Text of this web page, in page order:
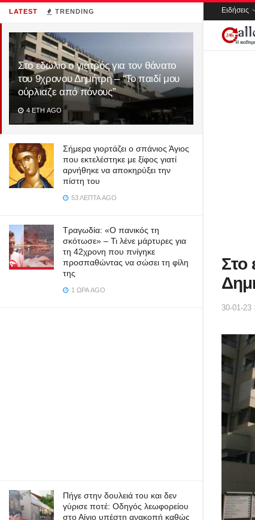
LATEST TRENDING
Στο εδώλιο ο γιατρός για τον θάνατο
του 9χρονου Δημήτρη – “Το παιδί μου
ούρλιαζε από πόνους”
4 ΈΤΗ AGO
Σήμερα γιορτάζει ο σπάνιος Άγιος
που εκτελέστηκε με ξίφος γιατί
αρνήθηκε να αποκηρύξει την
πίστη του
53 ΛΕΠΤΆ AGO
Τραγωδία: «Ο πανικός τη
σκότωσε» – Τι λένε μάρτυρες για
τη 42χρονη που πνίγηκε
προσπαθώντας να σώσει τη φίλη
της
1 ΏΡΑ AGO
Πήγε στην δουλειά του και δεν
γύρισε ποτέ: Οδηγός λεωφορείου
στο Αίγιο υπέστη ανακοπή καθώς
Ειδήσεις
Στο
30-01-23